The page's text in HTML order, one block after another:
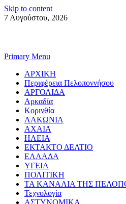
Skip to content
7 Αυγούστου, 2026
Primary Menu
ΑΡΧΙΚΗ
Περιφέρεια Πελοποννήσου
ΑΡΓΟΛΙΔΑ
Αρκαδία
Κορινθία
ΛΑΚΩΝΙΑ
ΑΧΑΙΑ
ΗΛΕΙΑ
ΕΚΤΑΚΤΟ ΔΕΛΤΙΟ
ΕΛΛΑΔΑ
ΥΓΕΙΑ
ΠΟΛΙΤΙΚΗ
ΤΑ ΚΑΝΑΛΙΑ ΤΗΣ
Τεχνολογία
ΑΣΤΥΝΟΜΙΚΑ